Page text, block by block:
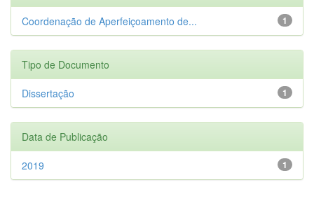
1
Coordenação de Aperfeiçoamento de...
Tipo de Documento
1
Dissertação
Data de Publicação
1
2019